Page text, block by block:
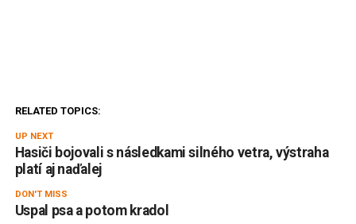
RELATED TOPICS:
UP NEXT
Hasiči bojovali s následkami silného vetra, výstraha
platí aj naďalej
DON'T MISS
Uspal psa a potom kradol